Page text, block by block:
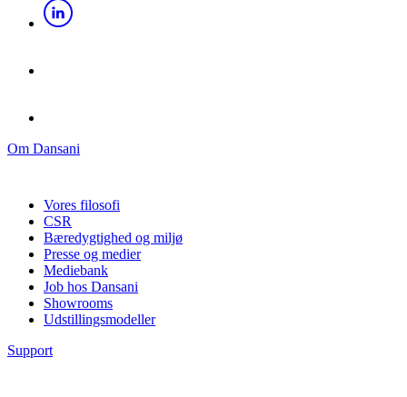
Om Dansani
Vores filosofi
CSR
Bæredygtighed og miljø
Presse og medier
Mediebank
Job hos Dansani
Showrooms
Udstillingsmodeller
Support